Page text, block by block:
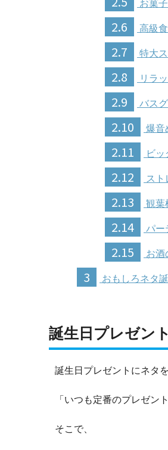
お菓
2.6 高級
2.7 特大
2.8 リラ
2.9 バス
2.10 爆音
2.11 ビ
2.12 スト
2.13 観葉
2.14 パー
2.15 お酒
3 おもしろネタ
誕生日プレゼン
誕生日プレゼントにネタ
「いつも定番のプレゼン
そこで、